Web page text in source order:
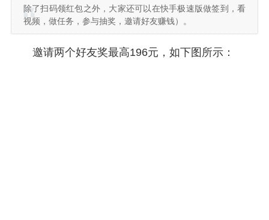
除了扫码领红包之外，大家还可以在快手极速版做签到，看
视频，做任务，参与抽奖，邀请好友赚钱）。
邀请两个好友奖最高196元，如下图所示：